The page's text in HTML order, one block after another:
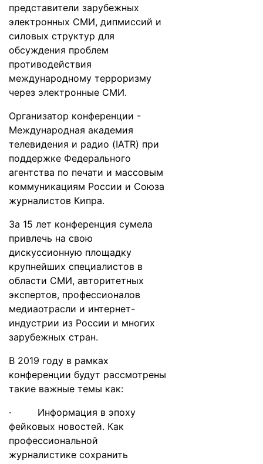
представители зарубежных
электронных СМИ, дипмиссий и
силовых структур для
обсуждения проблем
противодействия
международному терроризму
через электронные СМИ.
Организатор конференции -
Международная академия
телевидения и радио (IATR) при
поддержке Федерального
агентства по печати и массовым
коммуникациям России и Союза
журналистов Кипра.
За 15 лет конференция сумела
привлечь на свою
дискуссионную площадку
крупнейших специалистов в
области СМИ, авторитетных
экспертов, профессионалов
медиаотрасли и интернет-
индустрии из России и многих
зарубежных стран.
В 2019 году в рамках
конференции будут рассмотрены
такие важные темы как:
· Информация в эпоху
фейковых новостей. Как
профессиональной
журналистике сохранить